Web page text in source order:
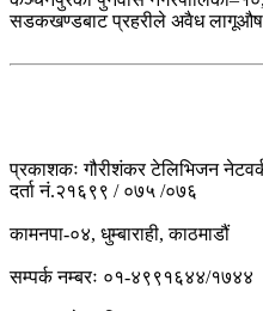
सडकखण्डबाट प्रहरीले अवैध
प्रकाशकः गौरीशंकर टेलिभिजन
दर्ता नं.२१६९९ / ०७५ /०७६
कामनपा-०४, धुम्बाराही, काठमाडौं
सम्पर्क नम्बरः ०१-४९९१६४४/१७४४